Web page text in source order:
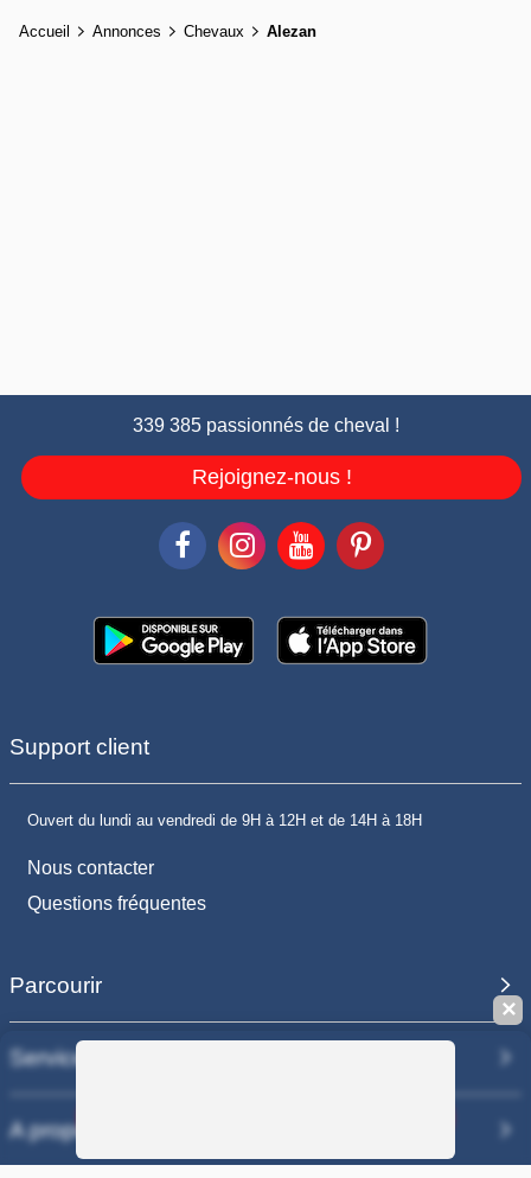
Accueil Annonces Chevaux Alezan
339 385 passionnés de cheval !
Rejoignez-nous !
Support client
Ouvert du lundi au vendredi de 9H à 12H et de 14H à 18H
Nous contacter
Questions fréquentes
Parcourir
Services
A propos
✕